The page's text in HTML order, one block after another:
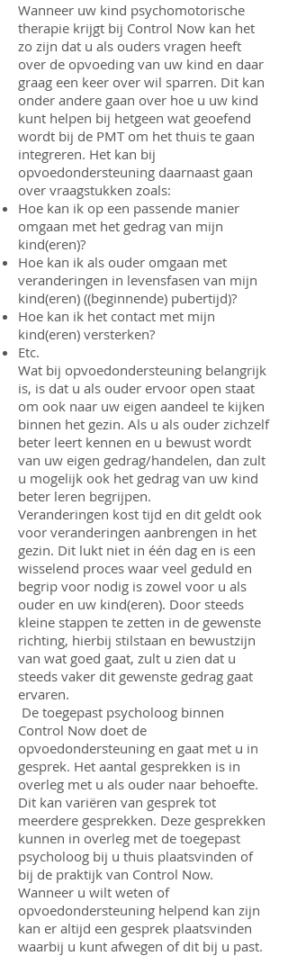
Wanneer uw kind psychomotorische
therapie krijgt bij Control Now kan het
zo zijn dat u als ouders vragen heeft
over de opvoeding van uw kind en daar
graag een keer over wil sparren. Dit kan
onder andere gaan over hoe u uw kind
kunt helpen bij hetgeen wat geoefend
wordt bij de PMT om het thuis te gaan
integreren. Het kan bij
opvoedondersteuning daarnaast gaan
over vraagstukken zoals:
Hoe kan ik op een passende manier
omgaan met het gedrag van mijn
kind(eren)?
Hoe kan ik als ouder omgaan met
veranderingen in levensfasen van mijn
kind(eren) ((beginnende) pubertijd)?
Hoe kan ik het contact met mijn
kind(eren) versterken?
Etc.
Wat bij opvoedondersteuning belangrijk
is, is dat u als ouder ervoor open staat
om ook naar uw eigen aandeel te kijken
binnen het gezin. Als u als ouder zichzelf
beter leert kennen en u bewust wordt
van uw eigen gedrag/handelen, dan zult
u mogelijk ook het gedrag van uw kind
beter leren begrijpen.
Veranderingen kost tijd en dit geldt ook
voor veranderingen aanbrengen in het
gezin. Dit lukt niet in één dag en is een
wisselend proces waar veel geduld en
begrip voor nodig is zowel voor u als
ouder en uw kind(eren). Door steeds
kleine stappen te zetten in de gewenste
richting, hierbij stilstaan en bewustzijn
van wat goed gaat, zult u zien dat u
steeds vaker dit gewenste gedrag gaat
ervaren.
De toegepast psycholoog binnen
Control Now doet de
opvoedondersteuning en gaat met u in
gesprek. Het aantal gesprekken is in
overleg met u als ouder naar behoefte.
Dit kan variëren van gesprek tot
meerdere gesprekken. Deze gesprekken
kunnen in overleg met de toegepast
psycholoog bij u thuis plaatsvinden of
bij de praktijk van Control Now.
Wanneer u wilt weten of
opvoedondersteuning helpend kan zijn
kan er altijd een gesprek plaatsvinden
waarbij u kunt afwegen of dit bij u past.